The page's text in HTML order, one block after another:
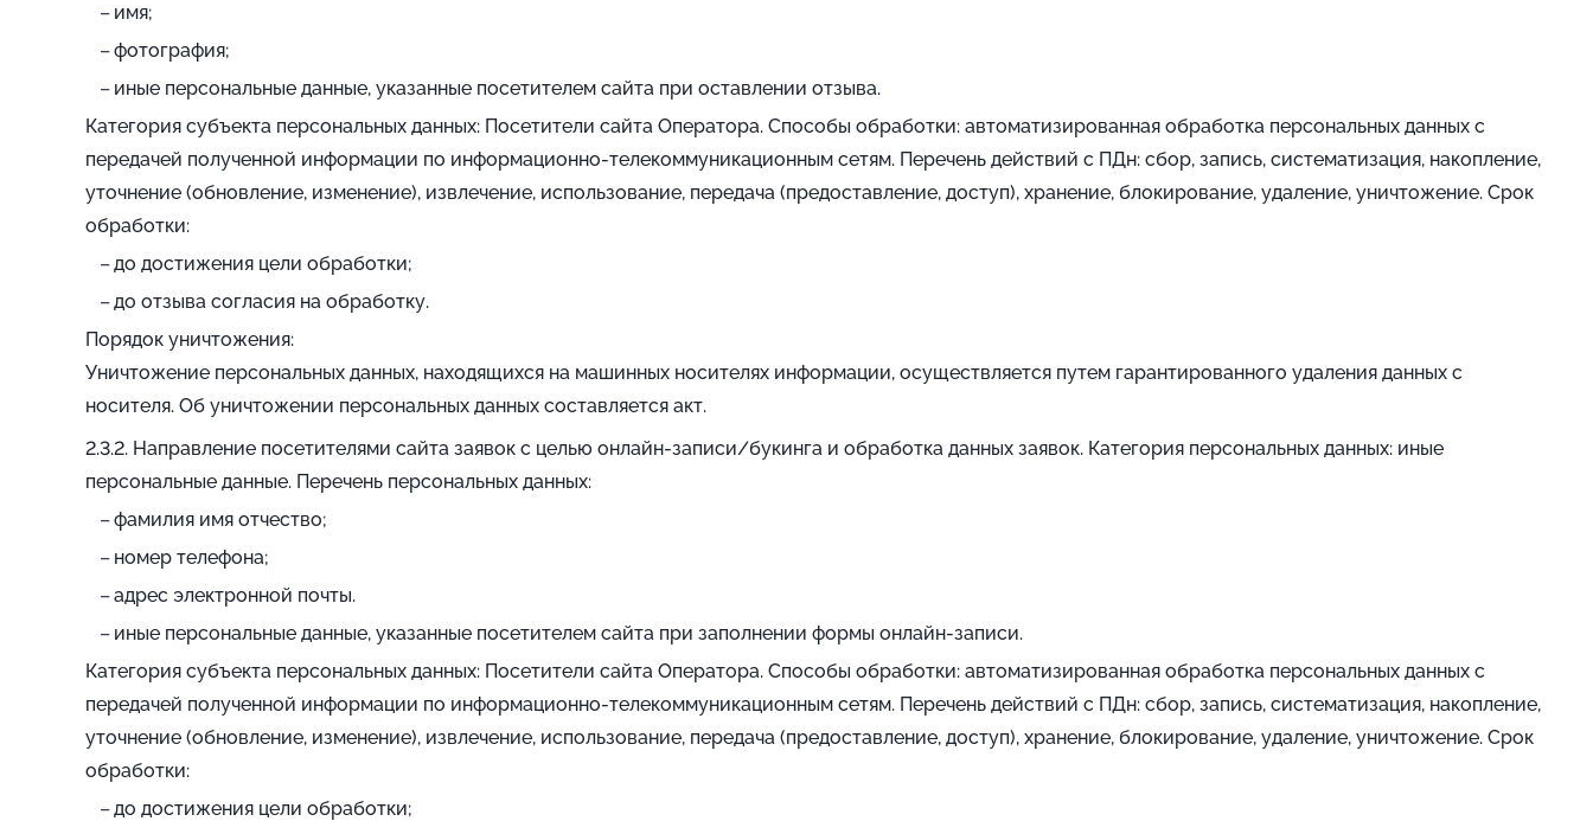
имя;
фотография;
иные персональные данные, указанные посетителем сайта при оставлении отзыва.
Категория субъекта персональных данных: Посетители сайта Оператора. Способы обработки: автоматизированная обработка персональных данных с
передачей полученной информации по информационно-телекоммуникационным сетям. Перечень действий с ПДн: сбор, запись, систематизация, накопление,
уточнение (обновление, изменение), извлечение, использование, передача (предоставление, доступ), хранение, блокирование, удаление, уничтожение. Срок
обработки:
до достижения цели обработки;
до отзыва согласия на обработку.
Порядок уничтожения:
Уничтожение персональных данных, находящихся на машинных носителях информации, осуществляется путем гарантированного удаления данных с
носителя. Об уничтожении персональных данных составляется акт.
Направление посетителями сайта заявок с целью онлайн-записи/букинга и обработка данных заявок. Категория персональных данных: иные
персональные данные. Перечень персональных данных:
фамилия имя отчество;
номер телефона;
адрес электронной почты.
иные персональные данные, указанные посетителем сайта при заполнении формы онлайн-записи.
Категория субъекта персональных данных: Посетители сайта Оператора. Способы обработки: автоматизированная обработка персональных данных с
передачей полученной информации по информационно-телекоммуникационным сетям. Перечень действий с ПДн: сбор, запись, систематизация, накопление,
уточнение (обновление, изменение), извлечение, использование, передача (предоставление, доступ), хранение, блокирование, удаление, уничтожение. Срок
обработки:
до достижения цели обработки;